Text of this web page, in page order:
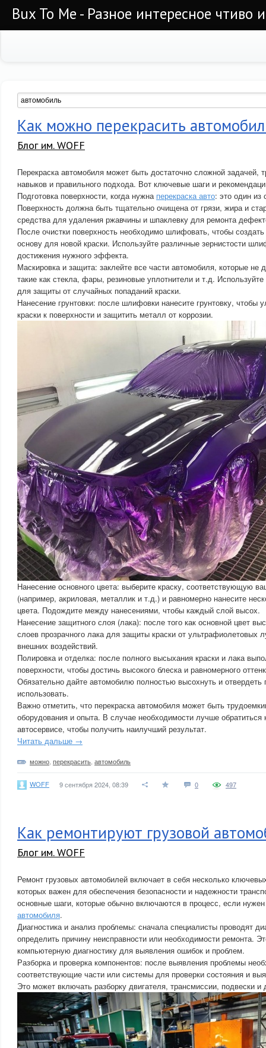
Bux To Me - Разное интересное чтиво
Как можно перекрасить
Блог им. WOFF
Перекраска автомобиля может быть достаточно сложной задачей,
навыков и правильного подхода. Вот ключевые шаги и
Подготовка поверхности, когда нужна перекраска авто: это один
Поверхность должна быть тщательно очищена от грязи, жира и
средства для удаления ржавчины и шпаклевку для ремонта
После очистки поверхность необходимо шлифовать, чтобы
основу для новой краски. Используйте различные зернистости
достижения нужного эффекта.
Маскировка и защита: заклейте все части автомобиля, которые
такие как стекла, фары, резиновые уплотнители и т.д.
для защиты от случайных попаданий краски.
Нанесение грунтовки: после шлифовки нанесите грунтовку, чтобы
краски к поверхности и защитить металл от коррозии.
Нанесение основного цвета: выберите краску, соответствующую
(например, акриловая, металлик и т.д.) и равномерно нанесите
цвета. Подождите между нанесениями, чтобы каждый слой высох.
Нанесение защитного слоя (лака): после того как основной цвет
слоев прозрачного лака для защиты краски от ультрафиолетовых
внешних воздействий.
Полировка и отделка: после полного высыхания краски и лака
поверхности, чтобы достичь высокого блеска и равномерного
Обязательно дайте автомобилю полностью высохнуть и отвердеть
использовать.
Важно отметить, что перекраска автомобиля может быть
оборудования и опыта. В случае необходимости лучше
автосервисе, чтобы получить наилучший результат.
Читать дальше →
можно перекрасить автомобиль
WOFF 9 сентября 2024, 08:39 0 497
Как ремонтируют грузовой
Блог им. WOFF
Ремонт грузовых автомобилей включает в себя несколько
которых важен для обеспечения безопасности и надежности
основные шаги, которые обычно включаются в процесс, если
автомобиля.
Диагностика и анализ проблемы: сначала специалисты проводят
определить причину неисправности или необходимости ремонта.
компьютерную диагностику для выявления ошибок и проблем.
Разборка и проверка компонентов: после выявления проблемы
соответствующие части или системы для проверки состояния и
Это может включать разборку двигателя, трансмиссии, подвески и